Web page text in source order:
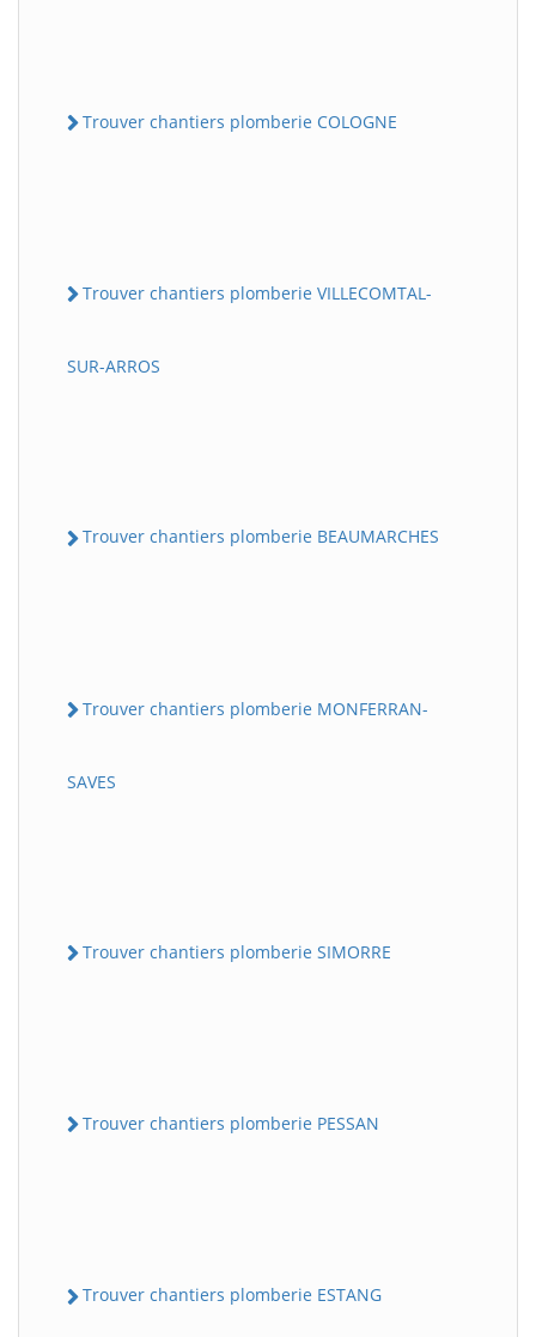
Trouver chantiers plomberie COLOGNE
Trouver chantiers plomberie VILLECOMTAL-
SUR-ARROS
Trouver chantiers plomberie BEAUMARCHES
Trouver chantiers plomberie MONFERRAN-
SAVES
Trouver chantiers plomberie SIMORRE
Trouver chantiers plomberie PESSAN
Trouver chantiers plomberie ESTANG